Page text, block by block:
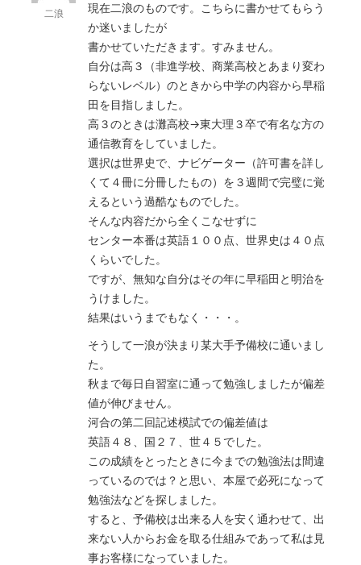
二浪
現在二浪のものです。こちらに書かせてもらう
か迷いましたが
書かせていただきます。すみません。
自分は高３（非進学校、商業高校とあまり変わ
らないレベル）のときから中学の内容から早稲
田を目指しました。
高３のときは灘高校→東大理３卒で有名な方の
通信教育をしていました。
選択は世界史で、ナビゲーター（許可書を詳し
くて４冊に分冊したもの）を３週間で完璧に覚
えるという過酷なものでした。
そんな内容だから全くこなせずに
センター本番は英語１００点、世界史は４０点
くらいでした。
ですが、無知な自分はその年に早稲田と明治を
うけました。
結果はいうまでもなく・・・。
そうして一浪が決まり某大手予備校に通いまし
た。
秋まで毎日自習室に通って勉強しましたが偏差
値が伸びません。
河合の第二回記述模試での偏差値は
英語４８、国２７、世４５でした。
この成績をとったときに今までの勉強法は間違
っているのでは？と思い、本屋で必死になって
勉強法などを探しました。
すると、予備校は出来る人を安く通わせて、出
来ない人からお金を取る仕組みであって私は見
事お客様になっていました。